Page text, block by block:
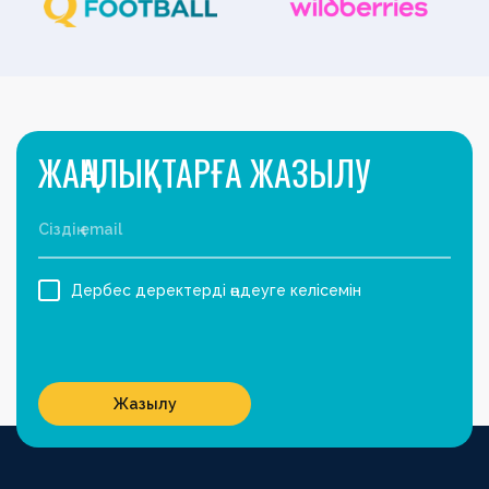
ЖАҢАЛЫҚТАРҒА ЖАЗЫЛУ
Дербес деректерді өңдеуге келісемін
Жазылу